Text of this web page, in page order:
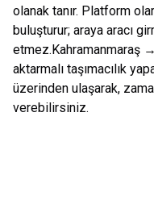
olanak tanır. Platform
buluşturur; araya aracı
etmez.Kahramanmaraş →
aktarmalı taşımacılık
üzerinden ulaşarak,
verebilirsiniz.